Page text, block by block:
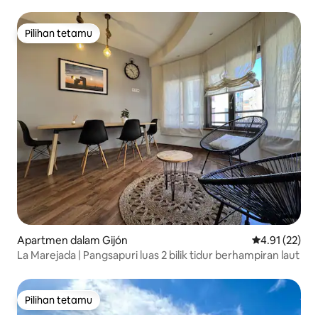
Pilihan tetamu
Pilihan tetamu
Apartmen dalam Gijón Penarafan
4.91 (22)
La Marejada | Pangsapuri luas 2 bilik tidur berhampiran laut
Pilihan tetamu
Pilihan tetamu